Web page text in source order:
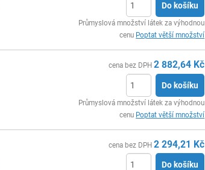
Do košíku
Průmyslová množství látek za výhodnou
cenu Poptat větší množství
cena bez DPH 2 882,64 Kč
Do košíku
Průmyslová množství látek za výhodnou
cenu Poptat větší množství
cena bez DPH 2 294,21 Kč
Do košíku